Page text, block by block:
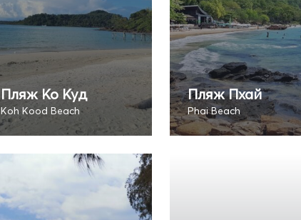
Пляж Ко Куд
Koh Kood Beach
Пляж Пхай
Phai Beach